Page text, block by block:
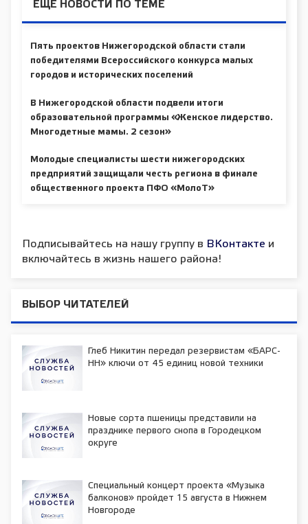
ЕЩЕ НОВОСТИ ПО ТЕМЕ
Пять проектов Нижегородской области стали
победителями Всероссийского конкурса малых
городов и исторических поселений
В Нижегородской области подвели итоги
образовательной программы «Женское лидерство.
Многодетные мамы. 2 сезон»
Молодые специалисты шести нижегородских
предприятий защищали честь региона в финале
общественного проекта ПФО «МолоТ»
Подписывайтесь на нашу группу в ВКонтакте и
включайтесь в жизнь нашего района!
ВЫБОР ЧИТАТЕЛЕЙ
Глеб Никитин передал резервистам «БАРС-
НН» ключи от 45 единиц новой техники
Новые сорта пшеницы представили на
празднике первого снопа в Городецком
округе
Специальный концерт проекта «Музыка
балконов» пройдет 15 августа в Нижнем
Новгороде